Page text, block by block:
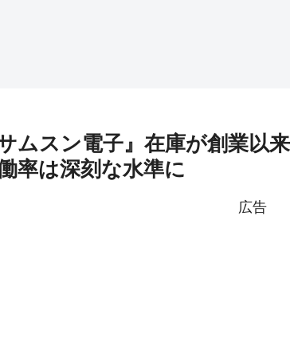
ムスン電子』在庫が創業以
率は深刻な水準に
広告